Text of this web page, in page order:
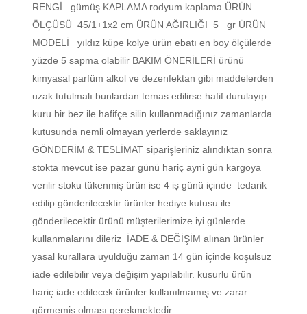
RENGİ gümüş KAPLAMA rodyum kaplama ÜRÜN
ÖLÇÜSÜ 45/1+1x2 cm ÜRÜN AĞIRLIĞI 5 gr ÜRÜN
MODELİ yıldız küpe kolye ürün ebatı en boy ölçülerde
yüzde 5 sapma olabilir BAKIM ÖNERİLERİ ürünü
kimyasal parfüm alkol ve dezenfektan gibi maddelerden
uzak tutulmalı bunlardan temas edilirse hafif durulayıp
kuru bir bez ile hafifçe silin kullanmadığınız zamanlarda
kutusunda nemli olmayan yerlerde saklayınız
GÖNDERİM & TESLİMAT siparişleriniz alındıktan sonra
stokta mevcut ise pazar günü hariç ayni gün kargoya
verilir stoku tükenmiş ürün ise 4 iş günü içinde tedarik
edilip gönderilecektir ürünler hediye kutusu ile
gönderilecektir ürünü müşterilerimize iyi günlerde
kullanmalarını dileriz İADE & DEĞİŞİM alınan ürünler
yasal kurallara uyulduğu zaman 14 gün içinde koşulsuz
iade edilebilir veya değişim yapılabilir. kusurlu ürün
hariç iade edilecek ürünler kullanılmamış ve zarar
görmemiş olması gerekmektedir.